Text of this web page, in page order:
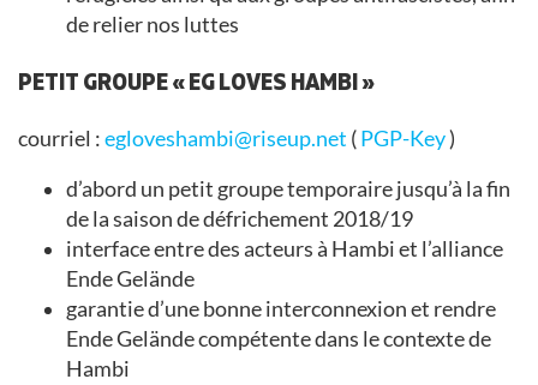
de relier nos luttes
PETIT GROUPE « EG LOVES HAMBI »
courriel :egloveshambi@riseup.net (PGP-Key)
d’abord un petit groupe temporaire jusqu’à la fin
de la saison de défrichement 2018/19
interface entre des acteurs à Hambi et l’alliance
Ende Gelände
garantie d’une bonne interconnexion et rendre
Ende Gelände compétente dans le contexte de
Hambi